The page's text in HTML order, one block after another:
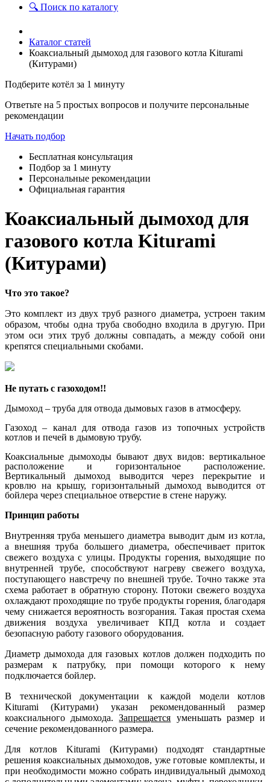
🔍 Поиск по каталогу
Каталог статей
Коаксиальный дымоход для газового котла Kiturami
(Китурами)
Подберите котёл за 1 минуту
Ответьте на 5 простых вопросов и получите персональные
рекомендации
Начать подбор
Бесплатная консультация
Подбор за 1 минуту
Персональные рекомендации
Официальная гарантия
Коаксиальный дымоход для
газового котла Kiturami
(Китурами)
Что это такое?
Это комплект из двух труб разного диаметра, устроен таким
образом, чтобы одна труба свободно входила в другую. При
этом оси этих труб должны совпадать, а между собой они
крепятся специальными скобами.
Не путать с газоходом!!
Дымоход – труба для отвода дымовых газов в атмосферу.
Газоход – канал для отвода газов из топочных устройств
котлов и печей в дымовую трубу.
Коаксиальные дымоходы бывают двух видов: вертикальное
расположение и горизонтальное расположение.
Вертикальный дымоход выводится через перекрытие и
кровлю на крышу, горизонтальный дымоход выводится от
бойлера через специальное отверстие в стене наружу.
Принцип работы
Внутренняя труба меньшего диаметра выводит дым из котла,
а внешняя труба большего диаметра, обеспечивает приток
свежего воздуха с улицы. Продукты горения, выходящие по
внутренней трубе, способствуют нагреву свежего воздуха,
поступающего навстречу по внешней трубе. Точно также эта
схема работает в обратную сторону. Потоки свежего воздуха
охлаждают проходящие по трубе продукты горения, благодаря
чему снижается вероятность возгорания. Такая простая схема
движения воздуха увеличивает КПД котла и создает
безопасную работу газового оборудования.
Диаметр дымохода для газовых котлов должен подходить по
размерам к патрубку, при помощи которого к нему
подключается бойлер.
В технической документации к каждой модели котлов
Kiturami (Китурами) указан рекомендованный размер
коаксиального дымохода.Запрещается уменьшать размер и
сечение рекомендованного размера.
Для котлов Kiturami (Китурами) подходят стандартные
решения коаксиальных дымоходов, уже готовые комплекты, и
при необходимости можно собрать индивидуальный дымоход